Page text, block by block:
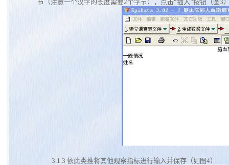
节（注意一个汉字的长度需要2个字节），点击“插入”按钮（图3
3.1.3 依此类推将其他观察指标进行输入并保存（如图4）